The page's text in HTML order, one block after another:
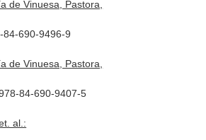
de Vinuesa, Pastora,
84-690-9496-9
de Vinuesa, Pastora,
84-690-9407-5
al.: